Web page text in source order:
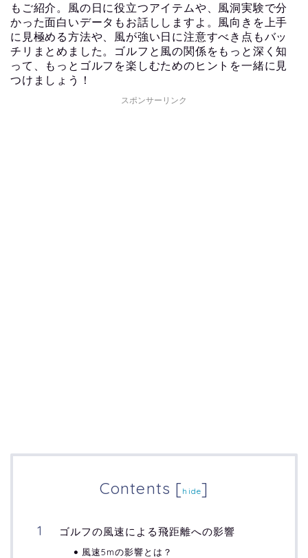
もご紹介。風の日に役立つアイテムや、風洞実験で分
かった面白いデータもお話ししますよ。風向きを上手
に見極める方法や、風が強い日に注意すべき点もバッ
チリまとめました。ゴルフと風の関係をもっと深く知
って、もっとゴルフを楽しむためのヒントを一緒に見
つけましょう！
スポンサーリンク
Contents [hide]
ゴルフの風速による飛距離への影響
風速5mの影響とは？